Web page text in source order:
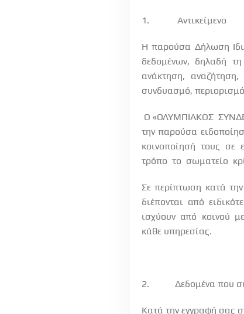
1. Αντικείμενο
Η παρούσα Δήλωση
δεδομένων, δηλαδή
ανάκτηση,
αναζήτηση,
συνδυασμό,
Ο «ΟΛΥΜΠΙΑΚΟΣ
την παρούσα
κοινοποίησή τους σε
τρόπο το σωματείο
Σε περίπτωση κατά
διέπονται από
ισχύουν από κοινού με
κάθε υπηρεσίας.
2. Δεδομένα που
Κατά την εγγραφή σας